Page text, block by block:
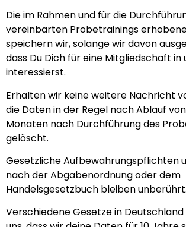
Die im Rahmen und für die
vereinbarten Probetrainings
speichern wir, solange wir davon
dass Du Dich für eine Mitgliedschaft in
interessierst.
Erhalten wir keine weitere Nachricht
die Daten in der Regel nach Ablauf
Monaten nach Durchführung des
gelöscht.
Gesetzliche Aufbewahrungspflichten
nach der Abgabenordnung oder dem
Handelsgesetzbuch bleiben unberührt.
Verschiedene Gesetze in